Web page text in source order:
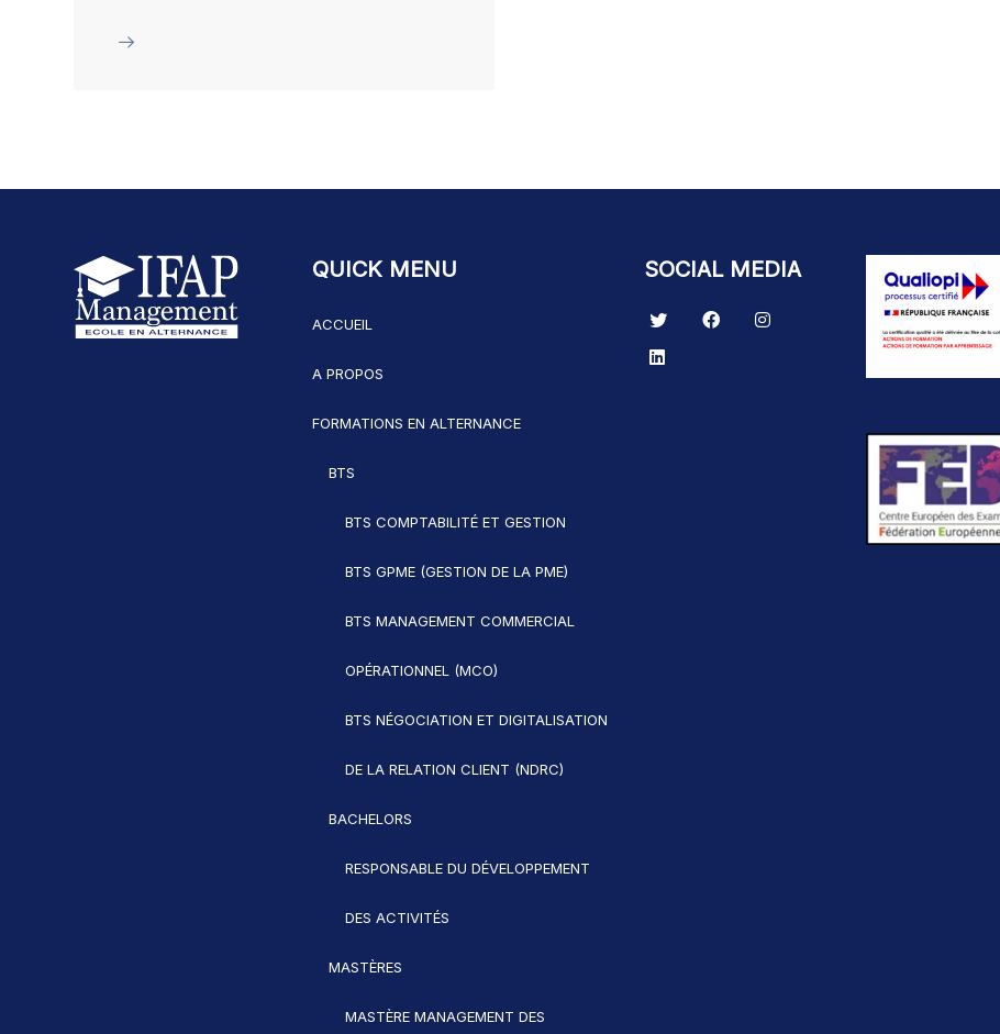
QUICK MENU
ACCUEIL
A PROPOS
FORMATIONS EN ALTERNANCE
BTS
BTS COMPTABILITÉ ET GESTION
BTS GPME (GESTION DE LA PME)
BTS MANAGEMENT COMMERCIAL
OPÉRATIONNEL (MCO)
BTS NÉGOCIATION ET DIGITALISATION
DE LA RELATION CLIENT (NDRC)
BACHELORS
RESPONSABLE DU DÉVELOPPEMENT
DES ACTIVITÉS
MASTÈRES
MASTÈRE MANAGEMENT DES
SOCIAL MEDIA